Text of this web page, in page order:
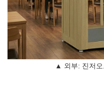
▲ 외부: 진저오